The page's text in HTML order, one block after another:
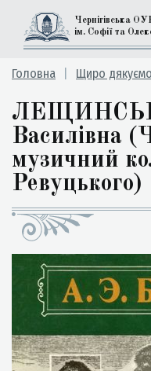
Чернігівська
ім. Софії та
Головна Щиро
Василівна
музичний
Ревуцького)